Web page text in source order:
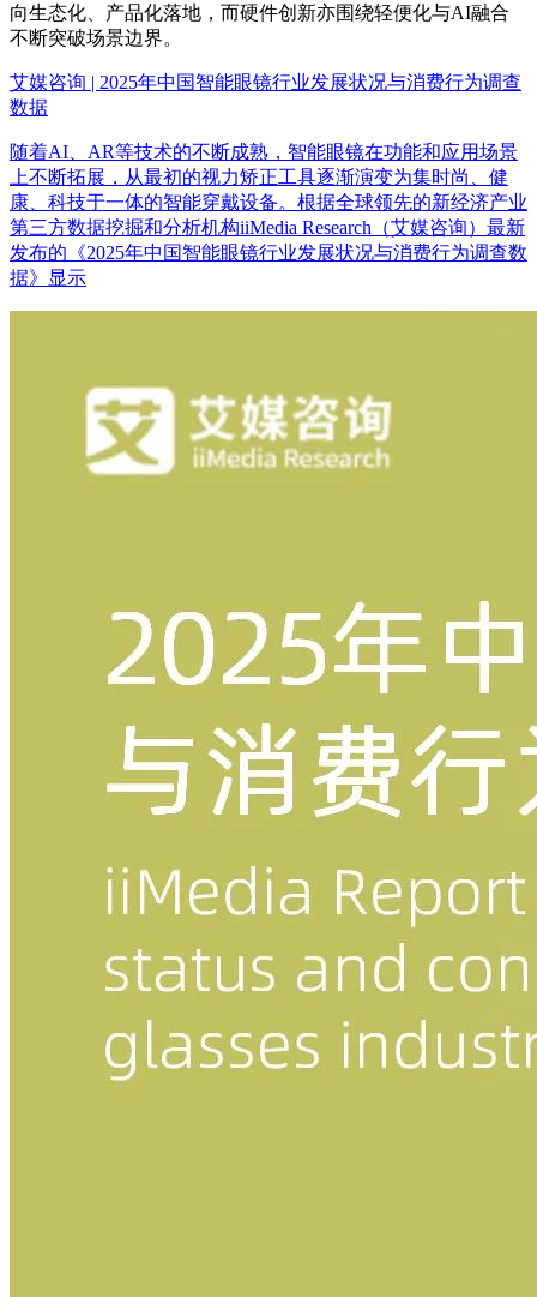
向生态化、产品化落地，而硬件创新亦围绕轻便化与AI融合
不断突破场景边界。
艾媒咨询 | 2025年中国智能眼镜行业发展状况与消费行为调查
数据
随着AI、AR等技术的不断成熟，智能眼镜在功能和应用场景
上不断拓展，从最初的视力矫正工具逐渐演变为集时尚、健
康、科技于一体的智能穿戴设备。根据全球领先的新经济产业
第三方数据挖掘和分析机构iiMedia Research（艾媒咨询）最新
发布的《2025年中国智能眼镜行业发展状况与消费行为调查数
据》显示